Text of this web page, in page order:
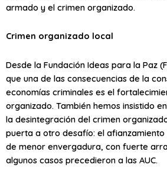
armado y el crimen organizado.
Crimen organizado local
Desde la Fundación Ideas para la Paz
que una de las consecuencias de la
economías criminales es el
organizado. También hemos insistido
la desintegración del crimen
puerta a otro desafío: el
de menor envergadura, con fuerte
algunos casos precedieron a las AUC.